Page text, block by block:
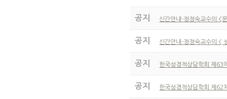
공지 신간안내-정정숙교수의 <
공지 신간안내-정정숙교수의 <
공지 한국성경적상담학회 제63
공지 한국성경적상담학회 제62